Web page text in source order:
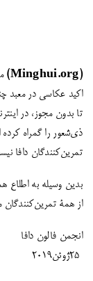
(Minghui.org)
اکید عکاسی در معبد
تا بدون مجوز، در
ذی‌شعور را گمراه
تمرین‌کنندگان دافا
بدین وسیله به
از همۀ تمرین‌کنندگان
انجمن فالون دافا